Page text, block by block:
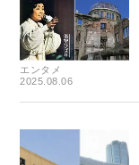
エンタメ
2025.08.06